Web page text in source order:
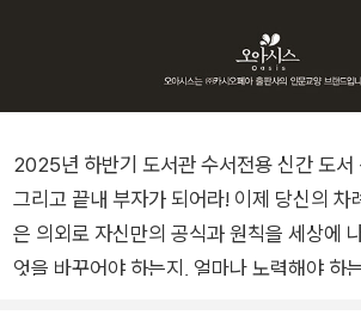
2025년 하반기 도서관 수서전용 신간 도서 선정 읽고 행
그리고 끝내 부자가 되어라! 이제 당신의 차례다! 성공한
은 의외로 자신만의 공식과 원칙을 세상에
엇을 바꾸어야 하는지, 얼마나 노력해야 하